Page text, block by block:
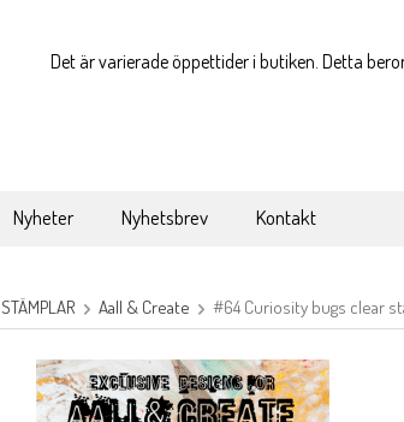
Det är varierade öppettider i butiken. Detta
Nyheter Nyhetsbrev Kontakt
STÄMPLAR Aall & Create #64 Curiosity bugs clear